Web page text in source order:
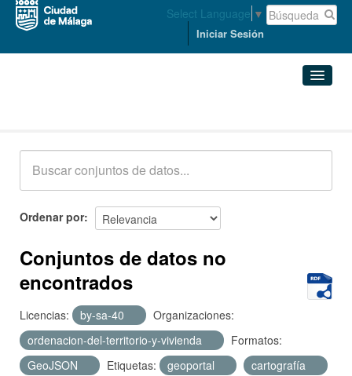
Select Language ▼
Iniciar Sesión
Acerca de
Ordenar por
Conjuntos de datos no
encontrados
Licencias: by-sa-40
Organizaciones:
ordenacion-del-territorio-y-vivienda
Formatos:
GeoJSON
Etiquetas: geoportal cartografía